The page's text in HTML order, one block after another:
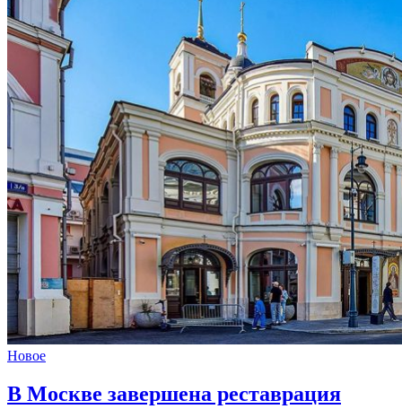
Новое
В Москве завершена реставрация